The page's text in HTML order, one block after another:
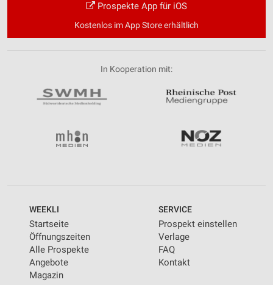
Prospekte App für iOS
Kostenlos im App Store erhältlich
In Kooperation mit:
WEEKLI
Startseite
Öffnungszeiten
Alle Prospekte
Angebote
Magazin
SERVICE
Prospekt einstellen
Verlage
FAQ
Kontakt